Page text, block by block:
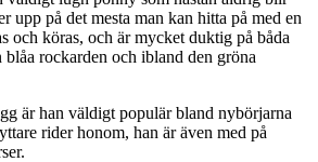
upp på det mesta man kan hitta på med en
och köras, och är mycket duktig på båda
blåa rockarden och ibland den gröna
är han väldigt populär bland nybörjarna
rider honom, han är även med på